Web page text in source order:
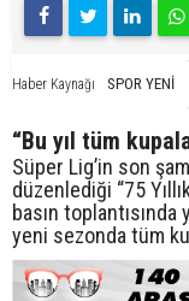
Haber Kaynağı SPOR YENİ
“Bu yıl tüm
Süper Lig’in son
düzenlediği “75
basın
yeni sezonda tüm